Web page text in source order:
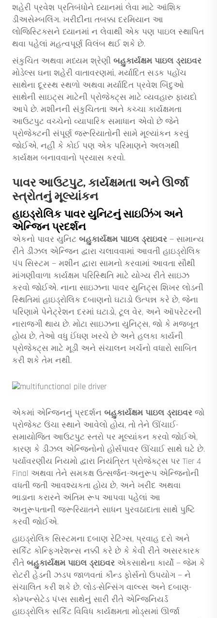
શહેરી પ્રવેશ પ્રતિબંધોને ધ્યાનમાં લેવા માટે આંશિક
ડીઅસેમ્બલિંગ. ખરીદીના તબક્કા દરમિયાન આ
લોજિસ્ટિક્સને ધ્યાનમાં ન લેવાથી એક પણ પાઇલ સ્થાપિત
થવા પહેલાં મહત્વપૂર્ણ વિલંબ થઈ શકે છે.
સંકુચિત અથવા મધ્યમ શ્રેણી બહુકાર્યક્ષમ પાઇલ ડ્રાઇવર
મોડેલ્સ ઘના શહેરી વાતાવરણમાં, મર્યાદિત સડક પહોંચ
સાથેના દૂરસ્થ સ્થળો અથવા મર્યાદિત પ્રવેશ બિંદુઓ
સાથેની સાઇટ્સ માટેની પ્રોજેક્ટ્સ માટે વ્યવહારુ ફાયદો
આપે છે. મશીનની સંકુચિતતા અને કચ્ચા કાર્યક્ષમતા
આઉટપુટ વચ્ચેનો વ્યાપારિક સમાધાન એવો છે જેને
પ્રોજેક્ટની સંપૂર્ણ જરૂરિયાતોની સામે મૂલ્યાંકન કરવું
જોઈએ, નહીં કે કોઈ પણ એક પરિમાણને અલગથી
કાર્યક્ષમ બનાવવાનો પ્રયાસ કરવો.
પાવર આઉટપુટ, કાર્યક્ષમતા અને ઊર્જા
સ્ત્રોતનું મૂલ્યાંકન
હાઇડ્રોલિક પાવર યુનિટનું સાઇઝિંગ અને
એન્જિન પ્રદર્શન
એકનો પાવર યુનિટ બહુકાર્યક્ષમ પાઇલ ડ્રાઇવર — સામાન્ય
રીતે ડીઝલ એન્જિન દ્વારા ચલાવવામાં આવતી હાઇડ્રોલિક
પંપ સિસ્ટમ — મશીન દ્વારા સામનો કરવામાં આવતા સૌથી
માંગણીવાળા કાર્યક્ષમ પરિસ્થિતિ માટે યોગ્ય રીતે સાઇઝ
કરવો જોઈએ. નાના સાઇઝના પાવર યુનિટ્સ શિખર લોડની
સ્થિતિમાં હાઇડ્રોલિક દબાણનો ઘટાડો ઉત્પન્ન કરે છે, જેના
પરિણામે પેનેટ્રેશન દરમાં ઘટાડો, ટૂલ વેર, અને ઑપરેટરની
નારાજગી થાય છે. મોટા સાઇઝના યુનિટ્સ, જો કે મજબૂત
હોય છે, તેઓ વધુ ઈંધણ ખરચે છે અને હલકા કાર્યની
પ્રોજેક્ટ્સ માટે મૂડી અને સંચાલન ખર્ચનો વધારો સાબિત
કરી શકે તેમ નથી.
એકમાં એન્જિનનું પ્રદર્શન બહુકાર્યક્ષમ પાઇલ ડ્રાઇવર જો
પ્રોજેક્ટ ઉંચા સ્થાને આવેલો હોય, તો તેને ઊંચાઈ-
સમાયોજિત આઉટપુટ સ્તરો પર મૂલ્યાંકન કરવો જોઈએ,
કારણ કે ડીઝલ એન્જિનોનો હોર્સપાવર ઊંચાઈ સાથે ઘટે છે.
પર્યાવરણીય નિયમો દ્વારા નિયંત્રિત પ્રોજેક્ટ્સ પર Tier 4
Final અથવા તેને સમકક્ષ ઉત્સર્જન-અનુરૂપ એન્જિનોની
વધતી જતી આવશ્યકતા હોય છે, અને ખરીદ અથવા
ભાડાના કરારને અંતિમ રૂપ આપવા પહેલાં આ
અનુરૂપતાની જરૂરિયાતને સાધન પુરવઠાદાતા સાથે પુષ્ટિ
કરવી જોઈએ.
હાઇડ્રોલિક સિસ્ટમના દબાણ રેટિંગ્સ, પ્રવાહ દરો અને
સર્કિટ કોન્ફિગરેશન્સ નક્કી કરે છે કે કેવી રીતે અસરકારક
રીતે બહુકાર્યક્ષમ પાઇલ ડ્રાઇવર એકસાથેના કાર્યો — જેમ કે
રોટરી હેડની ઝડપ જાળવતાં કૌન્ડ ફોર્સનો ઉપયોગ — ને
સંચાલિત કરી શકે છે. લોડ-સેન્સિંગ વાલ્વ્સ અને દબાણ-
કોમ્પન્સેટેડ પંપ્સ સાથેનું સારી રીતે એન્જિનિયર્ડ
હાઇડ્રોલિક સર્કિટ વિવિધ કાર્યક્ષમતા મોડ્સમાં ઊર્જા